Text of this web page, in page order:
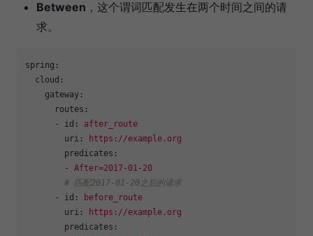
Between ，这个谓词匹配发生在两个时间之间的请
求。
spring:
cloud:
gateway:
routes:
-
id:
after_route
uri:
https://example.org
predicates:
-
After=2017-01-20
# 匹配2017-01-20之后的请求
-
id:
before_route
uri:
https://example.org
predicates: